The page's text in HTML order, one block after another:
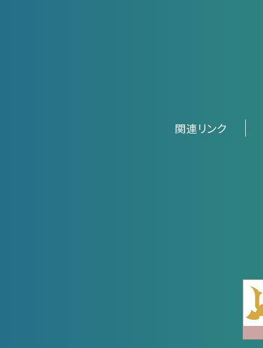
関連リンク